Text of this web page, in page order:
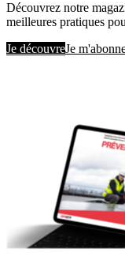
Découvrez notre
meilleures pratiques
Je découvreJe